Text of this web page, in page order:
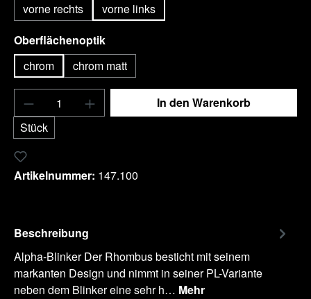
vorne rechts
vorne links
Oberflächenoptikauswählen
chrom
chrom matt
Produkt Anzahl: Gib den gewünschten
Stück
In den Warenkorb
Artikelnummer: 147.100
Beschreibung
Alpha-Blinker Der Rhombus besticht mit seinem
markanten Design und nimmt in seiner PL-Variante
neben dem Blinker eine sehr h… Mehr